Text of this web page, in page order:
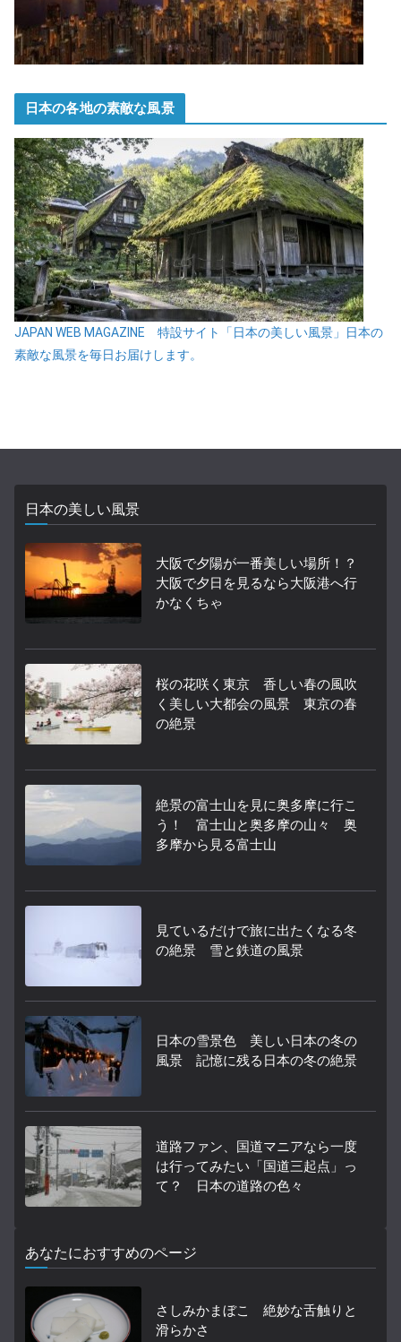
日本の各地の素敵な風景
JAPAN WEB MAGAZINE 特設サイト「日本の美しい風景」日本の
素敵な風景を毎日お届けします。
日本の美しい風景
大阪で夕陽が一番美しい場所！？
大阪で夕日を見るなら大阪港へ行
かなくちゃ
桜の花咲く東京 香しい春の風吹
く美しい大都会の風景 東京の春
の絶景
絶景の富士山を見に奥多摩に行こ
う！ 富士山と奥多摩の山々 奥
多摩から見る富士山
見ているだけで旅に出たくなる冬
の絶景 雪と鉄道の風景
日本の雪景色 美しい日本の冬の
風景 記憶に残る日本の冬の絶景
道路ファン、国道マニアなら一度
は行ってみたい「国道三起点」っ
て？ 日本の道路の色々
あなたにおすすめのページ
さしみかまぼこ 絶妙な舌触りと
滑らかさ